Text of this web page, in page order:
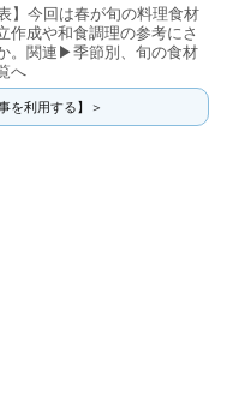
】今回は春が旬の料理食材
作成や和食調理の参考にさ
。関連▶季節別、旬の食材
へ
を利用する】＞